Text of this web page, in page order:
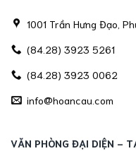
1001 Trần Hưng Đạo,
(84.28) 3923 5261
(84.28) 3923 0062
info@hoancau.com
VĂN PHÒNG ĐẠI DIỆN -